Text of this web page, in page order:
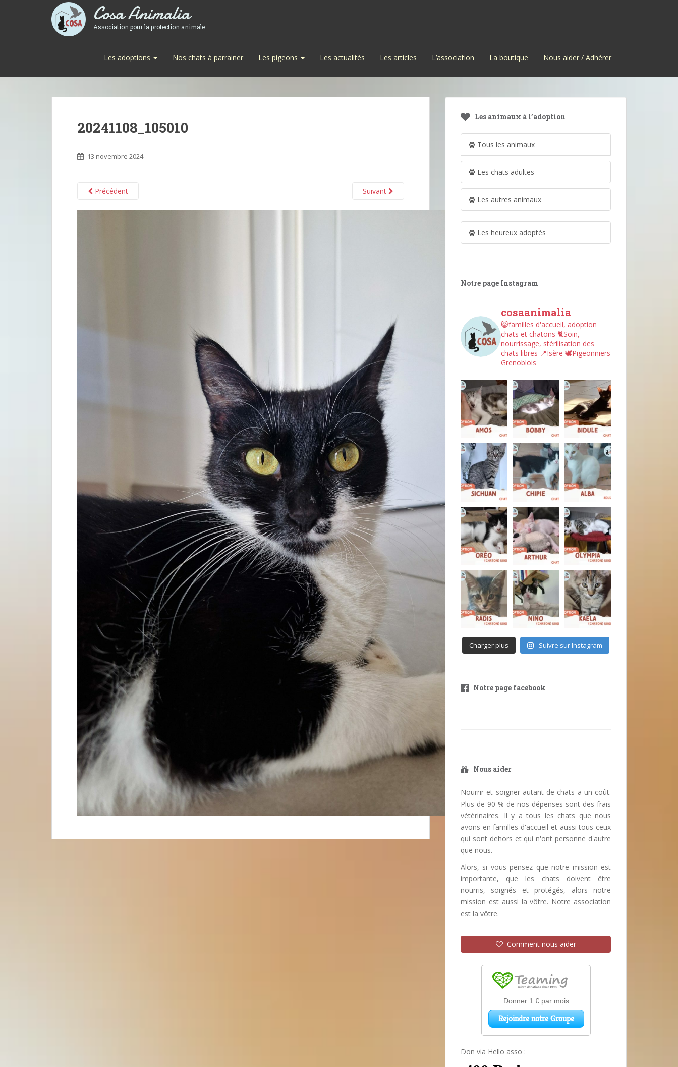
Cosa Animalia
Association pour la protection animale
Les adoptions Nos chats à parrainer Les pigeons Les actualités Les articles L’association La boutique Nous aider / Adhérer
20241108_105010
13 novembre 2024
Précédent Suivant
Les animaux à l’adoption
Tous les animaux
Les chats adultes
Les autres animaux
Les heureux adoptés
Notre page Instagram
cosaanimalia
😺familles d'accueil, adoption
chats et chatons 🐈Soin,
nourrissage, stérilisation des
chats libres 📍Isère 🕊︎Pigeonniers
Grenoblois
Charger plus Suivre sur Instagram
Notre page facebook
Nous aider
Nourrir et soigner autant de chats a un coût.
Plus de 90 % de nos dépenses sont des frais
vétérinaires. Il y a tous les chats que nous
avons en familles d'accueil et aussi tous ceux
qui sont dehors et qui n'ont personne d'autre
que nous.
Alors, si vous pensez que notre mission est
importante, que les chats doivent être
nourris, soignés et protégés, alors notre
mission est aussi la vôtre. Notre association
est la vôtre.
Comment nous aider
Don via Hello asso :